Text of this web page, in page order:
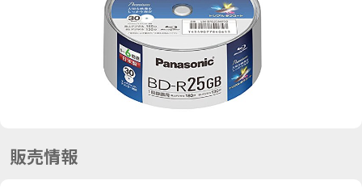
販売情報